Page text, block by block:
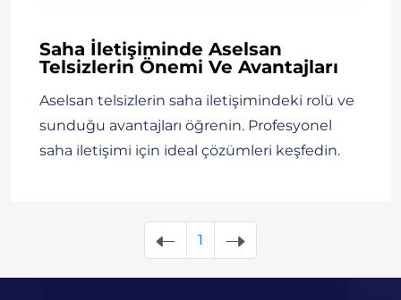
Saha İletişiminde Aselsan
Telsizlerin Önemi Ve Avantajları
Aselsan telsizlerin saha iletişimindeki rolü ve
sunduğu avantajları öğrenin. Profesyonel
saha iletişimi için ideal çözümleri keşfedin.
1